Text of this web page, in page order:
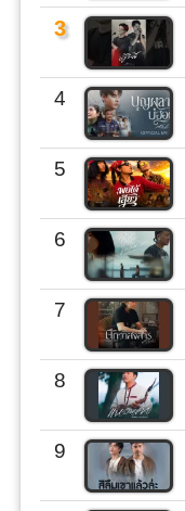
3
4
5
6
7
8
9